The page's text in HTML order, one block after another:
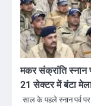
मकर संक्रांति स्नान
21 सेक्टर में बंटा
साल के पहले स्नान पर्व पर